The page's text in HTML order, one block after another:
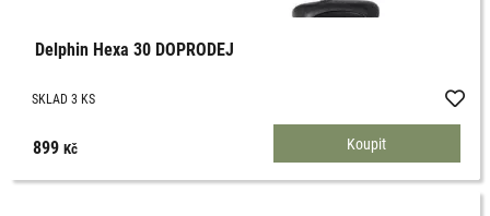
Delphin Hexa 30 DOPRODEJ
SKLAD 3 KS
899Kč